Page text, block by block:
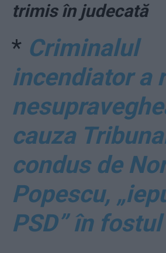
trimis în judecată
* Criminalul
incendiator a
cauza
condus de
Popescu,
PSD” în